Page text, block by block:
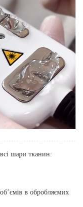
шари тканин:
в обробляємих